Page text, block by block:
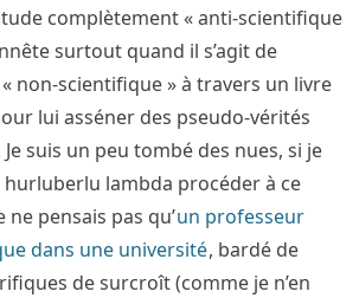
complètement « anti-scientifique
surtout quand il s’agit de
non-scientifique » à travers un livre
lui asséner des pseudo-vérités
suis un peu tombé des nues, si je
lambda procéder à ce
pensais pas qu’un professeur
dans une université, bardé de
de surcroît (comme je n’en